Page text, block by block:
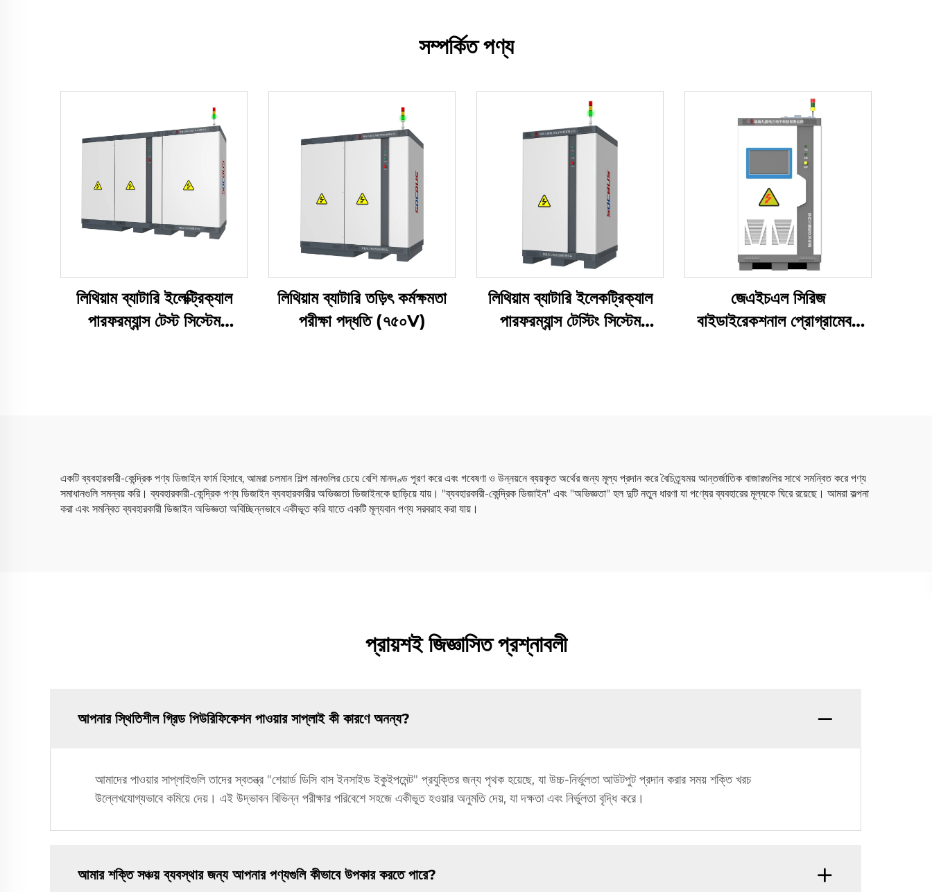
সম্পর্কিত পণ্য
লিথিয়াম ব্যাটারি ইলেক্ট্রিক্যাল
পারফরম্যান্স টেস্ট সিস্টেম
লিথিয়াম ব্যাটারি তড়িৎ কর্মক্ষমতা
পরীক্ষা পদ্ধতি (৭৫০V)
লিথিয়াম ব্যাটারি ইলেকট্রিক্যাল
পারফরম্যান্স টেস্টিং সিস্টেম
জেএইচএল সিরিজ
বাইডাইরেকশনাল প্রোগ্রামেবল
একটি ব্যবহারকারী-কেন্দ্রিক পণ্য ডিজাইন ফার্ম হিসাবে, আমরা চলমান শিল্প মানগুলির চেয়ে বেশি মানদণ্ড পূরণ করে এবং গবেষণা ও উন্নয়নে ব্যয়কৃত অর্থের জন্য মূল্য প্রদান করে বৈচিত্র্যময় আন্তর্জাতিক বাজারগুলির সাথে সমন্বিত করে পণ্য
সমাধানগুলি সমন্বয় করি। ব্যবহারকারী-কেন্দ্রিক পণ্য ডিজাইন ব্যবহারকারীর অভিজ্ঞতা ডিজাইনকে ছাড়িয়ে যায়। "ব্যবহারকারী-কেন্দ্রিক ডিজাইন" এবং "অভিজ্ঞতা" হল দুটি নতুন ধারণা যা পণ্যের ব্যবহারের মূল্যকে ঘিরে রয়েছে। আমরা কল্পনা
করা এবং সমন্বিত ব্যবহারকারী ডিজাইন অভিজ্ঞতা অবিচ্ছিন্নভাবে একীভূত করি যাতে একটি মূল্যবান পণ্য সরবরাহ করা যায়।
প্রায়শই জিজ্ঞাসিত প্রশ্নাবলী
আপনার স্থিতিশীল গ্রিড পিউরিফিকেশন পাওয়ার সাপ্লাই কী কারণে অনন্য?
আমাদের পাওয়ার সাপ্লাইগুলি তাদের স্বতন্ত্র "শেয়ার্ড ডিসি বাস ইনসাইড ইকুইপমেন্ট" প্রযুক্তির জন্য পৃথক হয়েছে, যা উচ্চ-নির্ভুলতা আউটপুট প্রদান করার সময় শক্তি খরচ
উল্লেখযোগ্যভাবে কমিয়ে দেয়। এই উদ্ভাবন বিভিন্ন পরীক্ষার পরিবেশে সহজে একীভূত হওয়ার অনুমতি দেয়, যা দক্ষতা এবং নির্ভুলতা বৃদ্ধি করে।
আমার শক্তি সঞ্চয় ব্যবস্থার জন্য আপনার পণ্যগুলি কীভাবে উপকার করতে পারে?